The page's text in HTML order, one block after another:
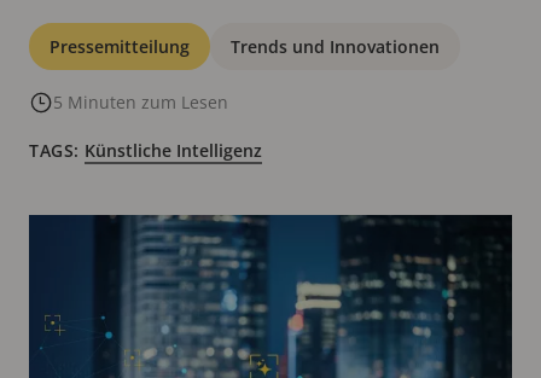
Kategorien
Pressemitteilung Trends und Innovationen
5 Minuten zum Lesen
TAGS: Künstliche Intelligenz